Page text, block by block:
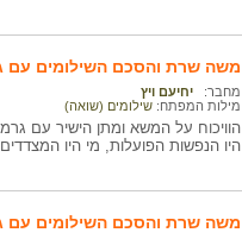
משה שרת והסכם השילומים עם גרמניה, 1952-
מחבר:
יחיעם ויץ
מילות המפתח: שילומים (שואה)
היו הנפשות הפועלות, מי היו
משה שרת והסכם השילומים עם גרמניה, 1952-